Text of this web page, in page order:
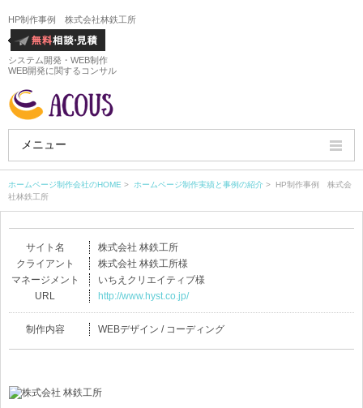
HP制作事例 株式会社林鉄工所
システム開発・WEB制作
WEB開発に関するコンサル
メニュー
HOME
ホームページ制作実績
ホームページ制作料金
ホームページ制作会社のHOME > ホームページ制作実績と事例の紹介 > HP制作事例 株式会
社林鉄工所
サイト名
株式会社 林鉄工所
クライアント
株式会社 林鉄工所様
マネージメント
いちえクリエイティブ様
URL
http://www.hyst.co.jp/
制作内容 WEBデザイン / コーディング